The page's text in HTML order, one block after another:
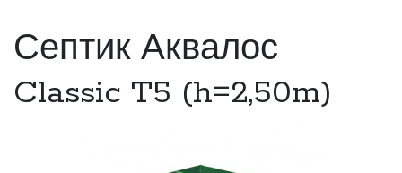
Септик Аквалос
Classic T5 (h=2,50m)